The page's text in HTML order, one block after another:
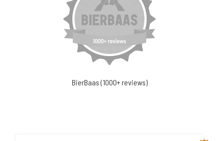
BierBaas (1000+ reviews)